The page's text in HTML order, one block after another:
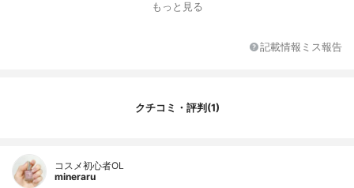
もっと見る
記載情報ミス報告
クチコミ・評判(1)
コスメ初心者OL
mineraru